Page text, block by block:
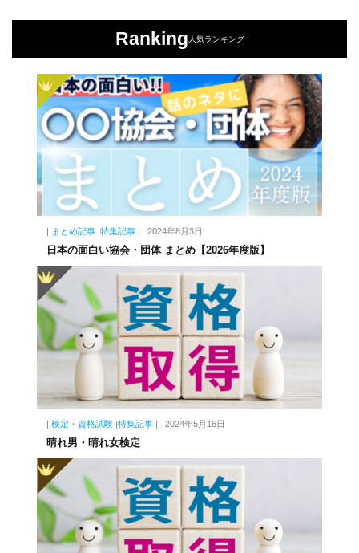
Ranking 人気ランキング
| まとめ記事 |特集記事 | 2024年8月3日
日本の面白い協会・団体 まとめ【2026年度版】
| 検定・資格試験 |特集記事 | 2024年5月16日
晴れ男・晴れ女検定